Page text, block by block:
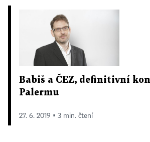
Babiš a ČEZ, definitivní
Palermu
27. 6. 2019 ▪ 3 min. čtení